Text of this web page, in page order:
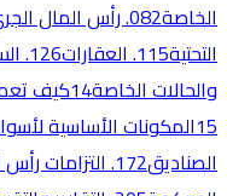
الخاصة 082. رأس المال الجريء
التحتية 115. العقارات 126. السوق الثانوية
والحالات الخاصة14كيف
15المكونات الأساسية
الصناديق 172. التزامات رأس المال